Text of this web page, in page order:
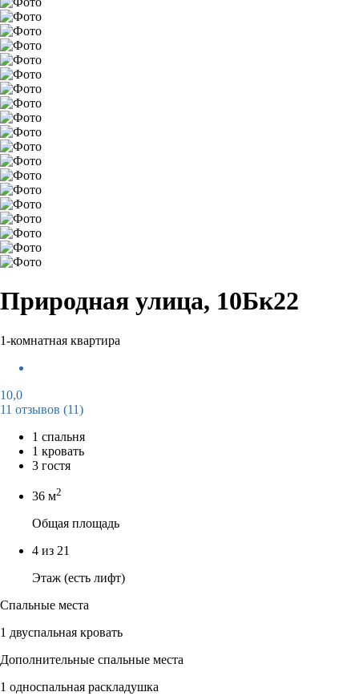
Природная улица, 10Бк22
1-комнатная квартира
10,0
11 отзывов (11)
1 спальня
1 кровать
3 гостя
36 м2
Общая площадь
4 из 21
Этаж (есть лифт)
Спальные места
1 двуспальная кровать
Дополнительные спальные места
1 односпальная раскладушка